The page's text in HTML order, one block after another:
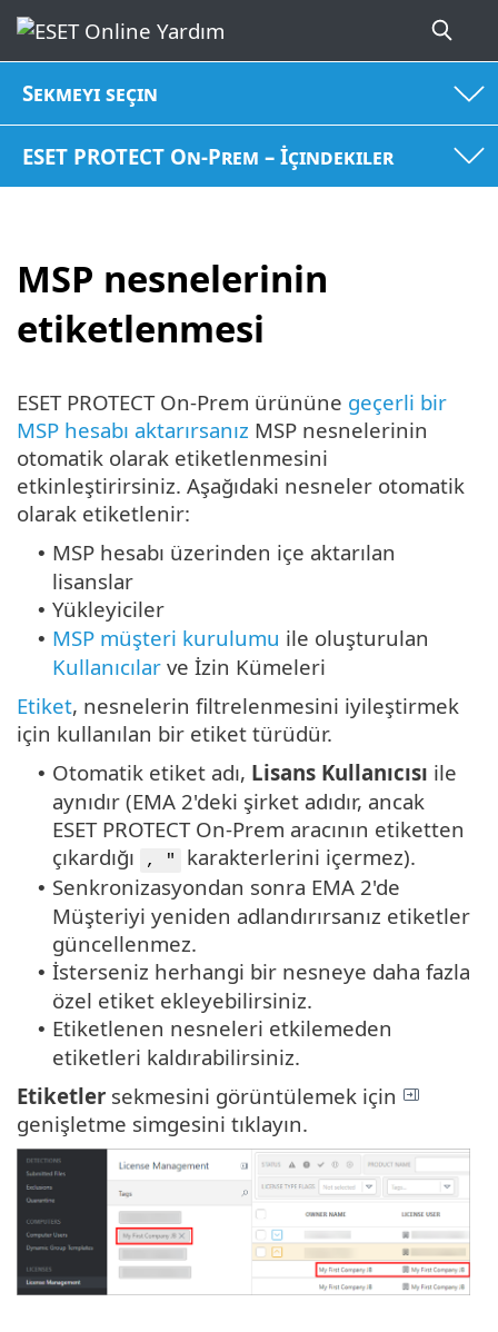
Sekmeyi seçin
ESET PROTECT On-Prem – İçindekiler
MSP nesnelerinin
etiketlenmesi
ESET PROTECT On-Prem ürününe geçerli bir
MSP hesabı aktarırsanız MSP nesnelerinin
otomatik olarak etiketlenmesini
etkinleştirirsiniz. Aşağıdaki nesneler otomatik
olarak etiketlenir:
• MSP hesabı üzerinden içe aktarılan
lisanslar
• Yükleyiciler
• MSP müşteri kurulumu ile oluşturulan
Kullanıcılar ve İzin Kümeleri
Etiket, nesnelerin filtrelenmesini iyileştirmek
için kullanılan bir etiket türüdür.
• Otomatik etiket adı, Lisans Kullanıcısı ile
aynıdır (EMA 2'deki şirket adıdır, ancak
ESET PROTECT On-Prem aracının etiketten
çıkardığı
, " karakterlerini içermez).
• Senkronizasyondan sonra EMA 2'de
Müşteriyi yeniden adlandırırsanız etiketler
güncellenmez.
• İsterseniz herhangi bir nesneye daha fazla
özel etiket ekleyebilirsiniz.
• Etiketlenen nesneleri etkilemeden
etiketleri kaldırabilirsiniz.
Etiketler sekmesini görüntülemek için
genişletme simgesini tıklayın.